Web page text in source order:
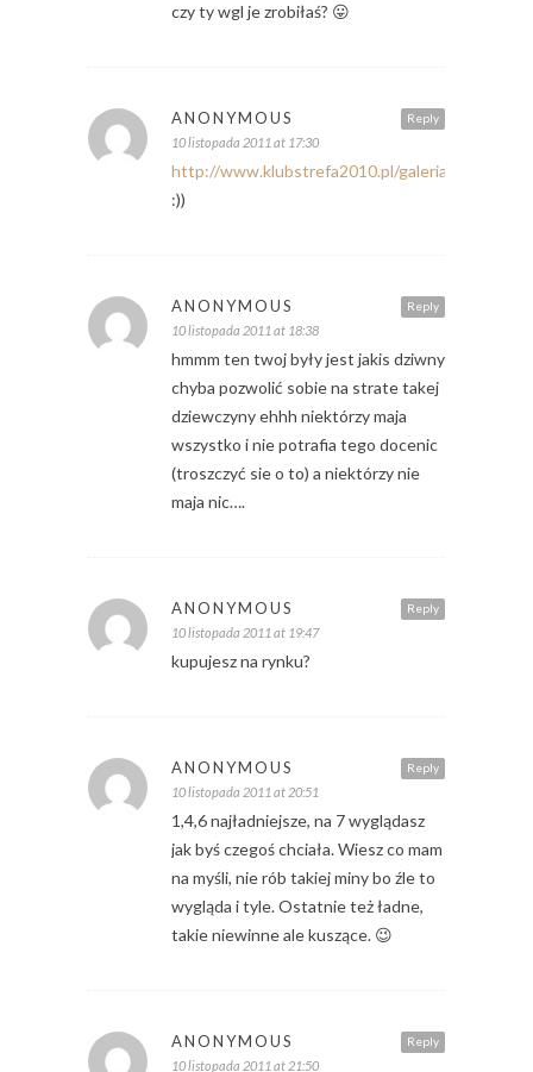
czy ty wgl je zrobiłaś? 😛
Reply
ANONYMOUS
10 listopada 2011 at 17:30
http://www.klubstrefa2010.pl/galeria,045,6.html
:))
Reply
ANONYMOUS
10 listopada 2011 at 18:38
hmmm ten twoj były jest jakis dziwny
chyba pozwolić sobie na strate takej
dziewczyny ehhh niektórzy maja
wszystko i nie potrafia tego docenic
(troszczyć sie o to) a niektórzy nie
maja nic….
Reply
ANONYMOUS
10 listopada 2011 at 19:47
kupujesz na rynku?
Reply
ANONYMOUS
10 listopada 2011 at 20:51
1,4,6 najładniejsze, na 7 wyglądasz
jak byś czegoś chciała. Wiesz co mam
na myśli, nie rób takiej miny bo źle to
wygląda i tyle. Ostatnie też ładne,
takie niewinne ale kuszące. 😉
Reply
ANONYMOUS
10 listopada 2011 at 21:50